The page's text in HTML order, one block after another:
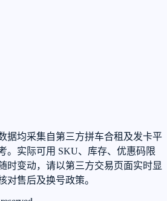
据均采集自第三方拼车合租及发卡平
。实际可用 SKU、库存、优惠码限
时变动，请以第三方交易页面实时显
对售后及换号政策。